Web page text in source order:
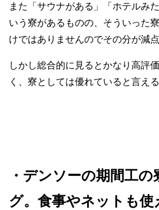
また「サウナがある」「ホテルみ
いう寮があるものの、そういった
けではありませんのでその分が減
しかし総合的に見るとかなり高評
く、寮としては優れていると言える
・デンソーの期間工
グ。食事やネットも使